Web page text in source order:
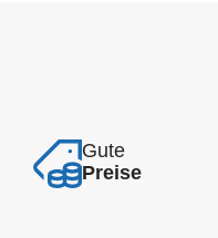
Gute
Preise